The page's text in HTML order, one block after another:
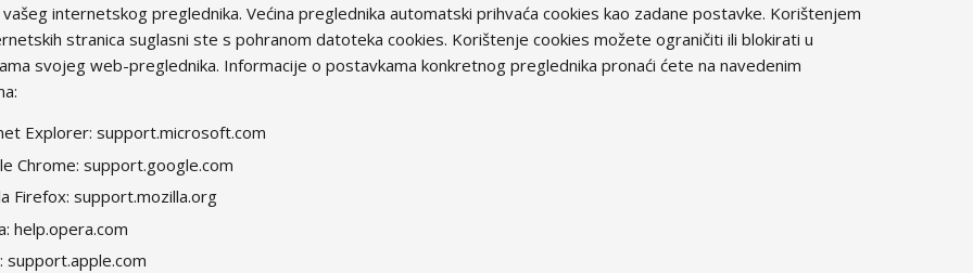
internetskog preglednika. Većina preglednika automatski prihvaća cookies kao zadane postavke. Korištenjem
stranica suglasni ste s pohranom datoteka cookies. Korištenje cookies možete ograničiti ili blokirati u
svojeg web-preglednika. Informacije o postavkama konkretnog preglednika pronaći ćete na navedenim
Explorer: support.microsoft.com
Chrome: support.google.com
Firefox: support.mozilla.org
help.opera.com
support.apple.com